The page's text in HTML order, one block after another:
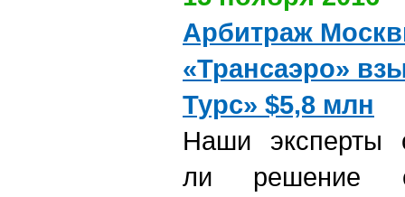
Арбитраж
«Трансаэро»
Турс» $5,8 млн
Наши эксперты
ли решение